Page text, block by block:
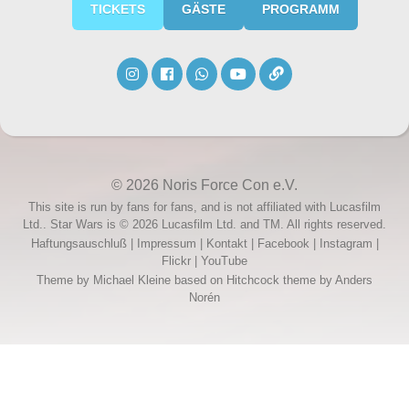
TICKETS GÄSTE PROGRAMM
© 2026 Noris Force Con e.V.
This site is run by fans for fans, and is not affiliated with Lucasfilm
Ltd.. Star Wars is © 2026 Lucasfilm Ltd. and TM. All rights reserved.
Haftungsauschluß| Impressum Kontakt| Facebook Instagram
Flickr
YouTube
Theme by Michael Kleine based on Hitchcock theme by Anders
Norén